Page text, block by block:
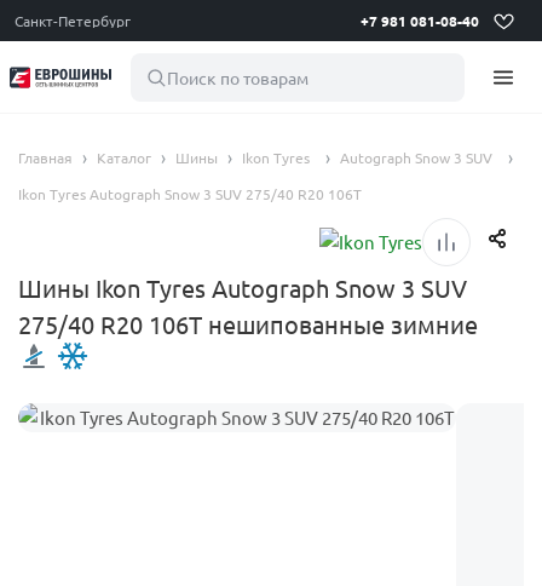
Санкт-Петербург +7 981 081-08-40
Поиск по товарам
Главная Каталог Шины Ikon Tyres
Autograph Snow 3 SUV
Ikon Tyres Autograph Snow 3 SUV 275/40 R20 106T
Шины Ikon Tyres Autograph Snow 3 SUV
275/40 R20 106T нешипованные зимние